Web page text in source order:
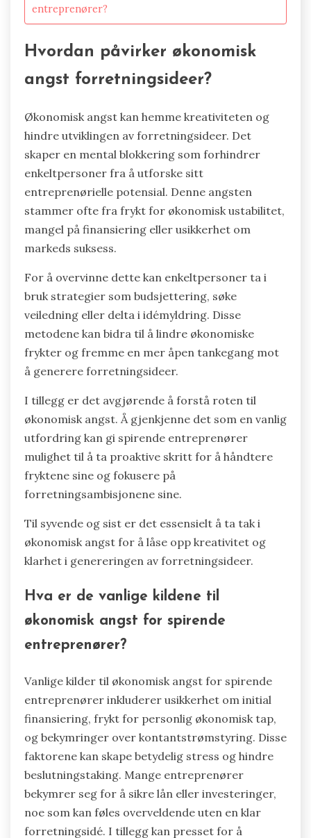
entreprenører?
Hvordan påvirker økonomisk
angst forretningsideer?
Økonomisk angst kan hemme kreativiteten og
hindre utviklingen av forretningsideer. Det
skaper en mental blokkering som forhindrer
enkeltpersoner fra å utforske sitt
entreprenørielle potensial. Denne angsten
stammer ofte fra frykt for økonomisk ustabilitet,
mangel på finansiering eller usikkerhet om
markeds suksess.
For å overvinne dette kan enkeltpersoner ta i
bruk strategier som budsjettering, søke
veiledning eller delta i idémyldring. Disse
metodene kan bidra til å lindre økonomiske
frykter og fremme en mer åpen tankegang mot
å generere forretningsideer.
I tillegg er det avgjørende å forstå roten til
økonomisk angst. Å gjenkjenne det som en vanlig
utfordring kan gi spirende entreprenører
mulighet til å ta proaktive skritt for å håndtere
fryktene sine og fokusere på
forretningsambisjonene sine.
Til syvende og sist er det essensielt å ta tak i
økonomisk angst for å låse opp kreativitet og
klarhet i genereringen av forretningsideer.
Hva er de vanlige kildene til
økonomisk angst for spirende
entreprenører?
Vanlige kilder til økonomisk angst for spirende
entreprenører inkluderer usikkerhet om initial
finansiering, frykt for personlig økonomisk tap,
og bekymringer over kontantstrømstyring. Disse
faktorene kan skape betydelig stress og hindre
beslutningstaking. Mange entreprenører
bekymrer seg for å sikre lån eller investeringer,
noe som kan føles overveldende uten en klar
forretningsidé. I tillegg kan presset for å